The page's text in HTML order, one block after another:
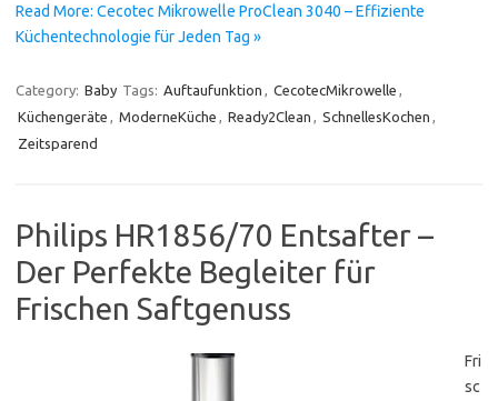
Read More: Cecotec Mikrowelle ProClean 3040 – Effiziente
Küchentechnologie für Jeden Tag »
Category: Baby Tags: Auftaufunktion , CecotecMikrowelle ,
Küchengeräte , ModerneKüche , Ready2Clean , SchnellesKochen ,
Zeitsparend
Philips HR1856/70 Entsafter –
Der Perfekte Begleiter für
Frischen Saftgenuss
Fri
sc